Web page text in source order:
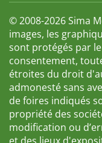
© 2008-2026 Sima
images, les
sont protégés par
consentement,
étroites du droit
admonesté sans
de foires indiqués
propriété des
modification ou